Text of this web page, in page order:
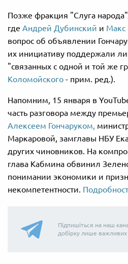
Позже фракция "Слуга
где Андрей Дубинский и Макс
вопрос об объявлении
их инициативу поддержали
"связанных с одной и той же
Коломойского - прим. ред.).
Напомним, 15 января в
часть разговора между
Алексеем Гончаруком,
Маркаровой, замглавы НБУ
других чиновников. На
глава Кабмина обвинил
понимании экономики и
некомпетентности.
Підпишіться на наш
добірку лише